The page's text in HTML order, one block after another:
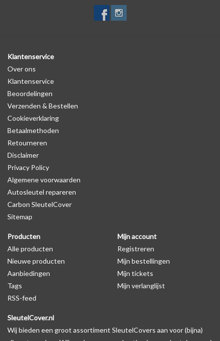
Klantenservice
Over ons
Klantenservice
Beoordelingen
Verzenden & Bestellen
Cookieverklaring
Betaalmethoden
Retourneren
Disclaimer
Privacy Policy
Algemene voorwaarden
Autosleutel repareren
Carbon SleutelCover
Sitemap
Producten
Alle producten
Nieuwe producten
Aanbiedingen
Tags
RSS-feed
Mijn account
Registreren
Mijn bestellingen
Mijn tickets
Mijn verlanglijst
SleutelCover.nl
Wij bieden een groot assortiment SleutelCovers aan voor (bijna)